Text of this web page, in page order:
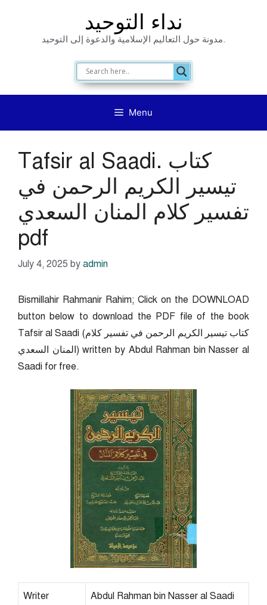
نداء التوحيد
مدونة حول التعاليم الإسلامية والدعوة إلى التوحيد.
Menu
Tafsir al Saadi. كتاب
تيسير الكريم الرحمن في
تفسير كلام المنان السعدي
pdf
July 4, 2025 by admin
Bismillahir Rahmanir Rahim; Click on the DOWNLOAD
button below to download the PDF file of the book
Tafsir al Saadi (كتاب تيسير الكريم الرحمن في تفسير كلام
المنان السعدي) written by Abdul Rahman bin Nasser al
Saadi for free.
Writer Abdul Rahman bin Nasser al Saadi